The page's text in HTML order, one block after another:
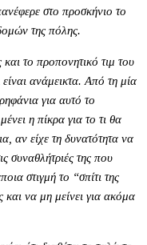
στο προσκήνιο το
της πόλης.
το προπονητικό τιμ του
ανάμεικτα. Από τη μία
για αυτό το
η πίκρα για το τι θα
αν είχε τη δυνατότητα να
συναθλήτριές της που
στιγμή το “σπίτι της
και να μη μείνει για ακόμα